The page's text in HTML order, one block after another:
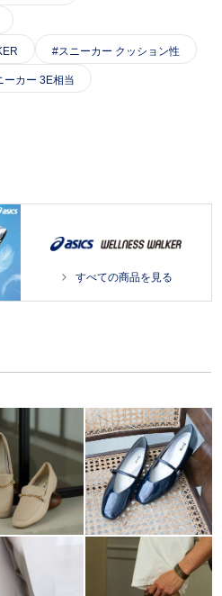
スニーカー クッション性
ーカー 3E相当
すべての商品を見る